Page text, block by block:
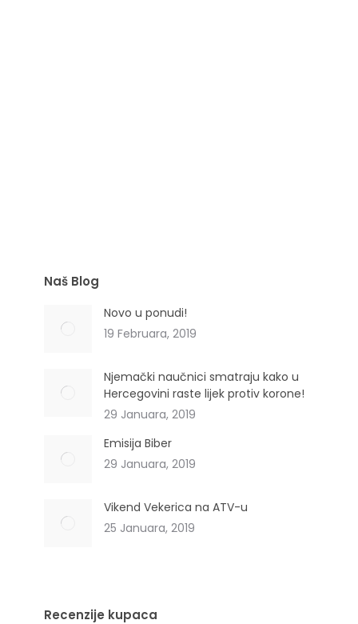
Naš Blog
Novo u ponudi!
19 Februara, 2019
Njemački naučnici smatraju kako u
Hercegovini raste lijek protiv korone!
29 Januara, 2019
Emisija Biber
29 Januara, 2019
Vikend Vekerica na ATV-u
25 Januara, 2019
Recenzije kupaca